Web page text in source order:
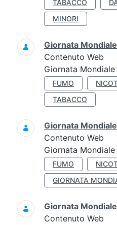
TABACCO
MINORI
Giornata
Contenuto Web
Giornata
FUMO
TABACCO
Giornata
Contenuto Web
Giornata
FUMO
GIORNATA
Giornata
Contenuto Web